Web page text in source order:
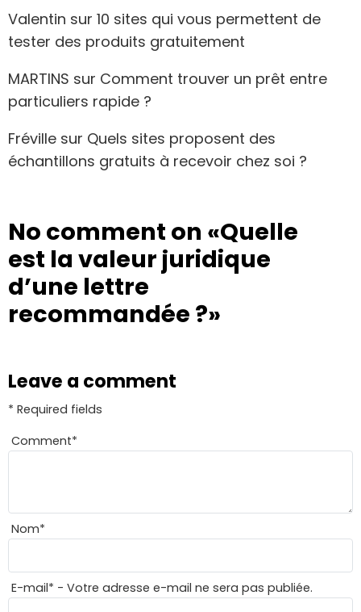
Valentin sur 10 sites qui vous permettent de
tester des produits gratuitement
MARTINS sur Comment trouver un prêt entre
particuliers rapide ?
Fréville sur Quels sites proposent des
échantillons gratuits à recevoir chez soi ?
No comment on «Quelle
est la valeur juridique
d’une lettre
recommandée ?»
Leave a comment
* Required fields
Comment*
Nom*
E-mail* - Votre adresse e-mail ne sera pas publiée.